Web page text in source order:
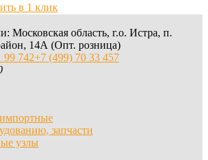
в 1 клик
Московская область, г.о. Истра, п.
14А (Опт. розница)
99 742+7 (499) 70 33 457
запчасти
узлы